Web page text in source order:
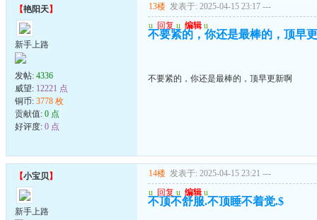
【艳阳天】
新手上路
发帖: 4336
威望: 12221 点
铜币: 3778 枚
贡献值: 0 点
好评度: 0 点
13楼 发表于: 2025-04-15 23:17 ---
u 回复 u 编辑 u
不要紧的，你还是最棒的，顶早
不要紧的，你还是最棒的，顶早更新啊
【小宝贝】
新手上路
14楼 发表于: 2025-04-15 23:21 ---
u 回复 u 编辑 u
不顶不舒服.不顶睡不着觉.$